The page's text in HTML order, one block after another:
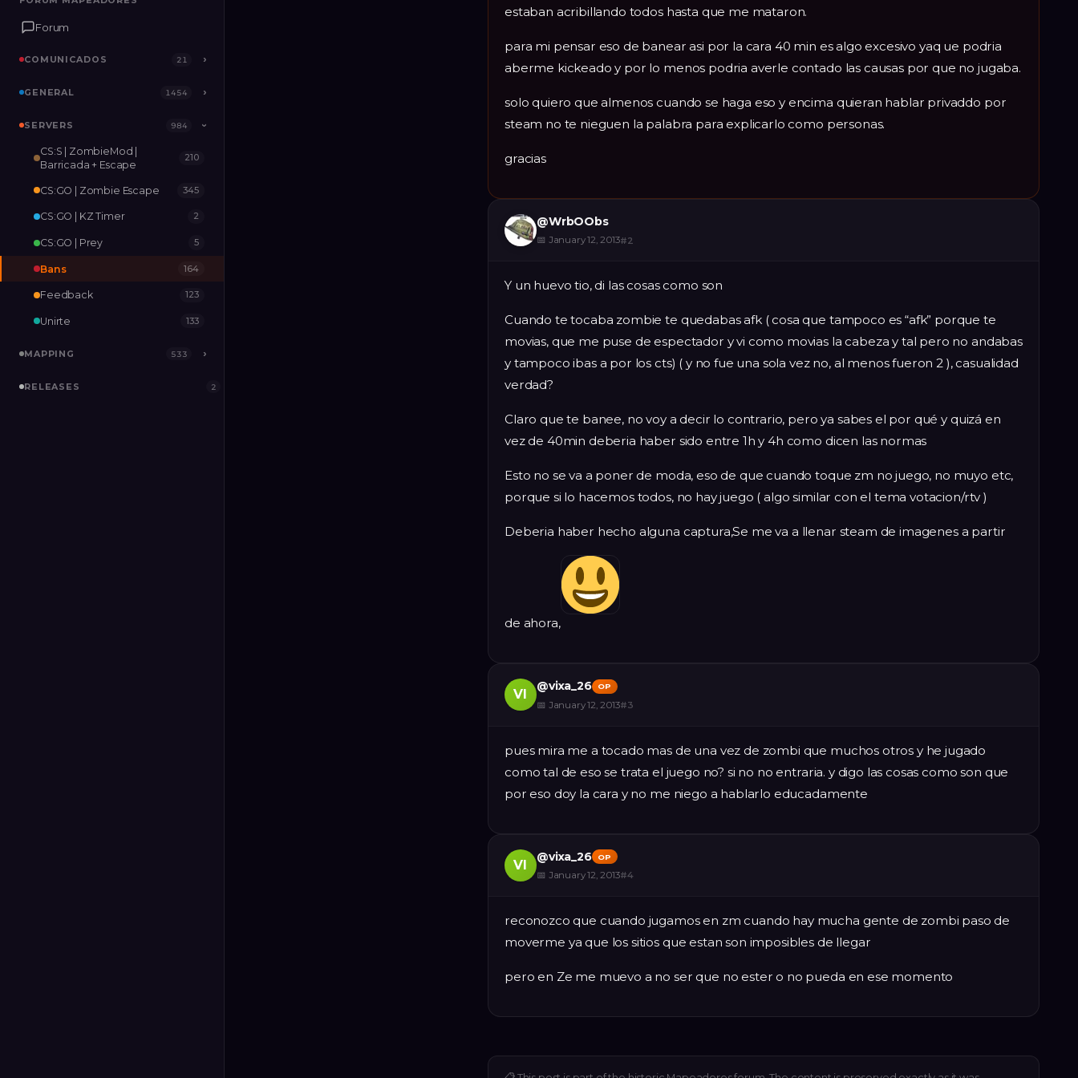
Forum
COMUNICADOS 21 ›
GENERAL 1454 ›
SERVERS 984 ›
MAPPING 533
RELEASES
Forum
COMUNICADOS 21 ›
GENERAL 1454 ›
SERVERS 984 ›
CS:S | ZombieMod |
Barricada + Escape
210
CS:GO | Zombie Escape 345
CS:GO | KZ Timer 2
CS:GO | Prey 5
Bans 164
Feedback 123
Unirte 133
MAPPING 533 ›
RELEASES 2
estaban acribillando todos hasta que me mataron.
para mi pensar eso de banear asi por la cara 40 min es algo excesivo yaq ue podria
aberme kickeado y por lo menos podria averle contado las causas por que no jugaba.
solo quiero que almenos cuando se haga eso y encima quieran hablar privaddo por
steam no te nieguen la palabra para explicarlo como personas.
gracias
@WrbOObs
📅 January 12, 2013#2
Y un huevo tio, di las cosas como son
Cuando te tocaba zombie te quedabas afk ( cosa que tampoco es “afk” porque te
movias, que me puse de espectador y vi como movias la cabeza y tal pero no andabas
y tampoco ibas a por los cts) ( y no fue una sola vez no, al menos fueron 2 ), casualidad
verdad?
Claro que te banee, no voy a decir lo contrario, pero ya sabes el por qué y quizá en
vez de 40min deberia haber sido entre 1h y 4h como dicen las normas
Esto no se va a poner de moda, eso de que cuando toque zm no juego, no muyo etc,
porque si lo hacemos todos, no hay juego ( algo similar con el tema votacion/rtv )
Deberia haber hecho alguna captura,Se me va a llenar steam de imagenes a partir
de ahora,
VI
@vixa_26 OP
📅 January 12, 2013#3
pues mira me a tocado mas de una vez de zombi que muchos otros y he jugado
como tal de eso se trata el juego no? si no no entraria. y digo las cosas como son que
por eso doy la cara y no me niego a hablarlo educadamente
VI
@vixa_26 OP
📅 January 12, 2013#4
reconozco que cuando jugamos en zm cuando hay mucha gente de zombi paso de
moverme ya que los sitios que estan son imposibles de llegar
pero en Ze me muevo a no ser que no ester o no pueda en ese momento